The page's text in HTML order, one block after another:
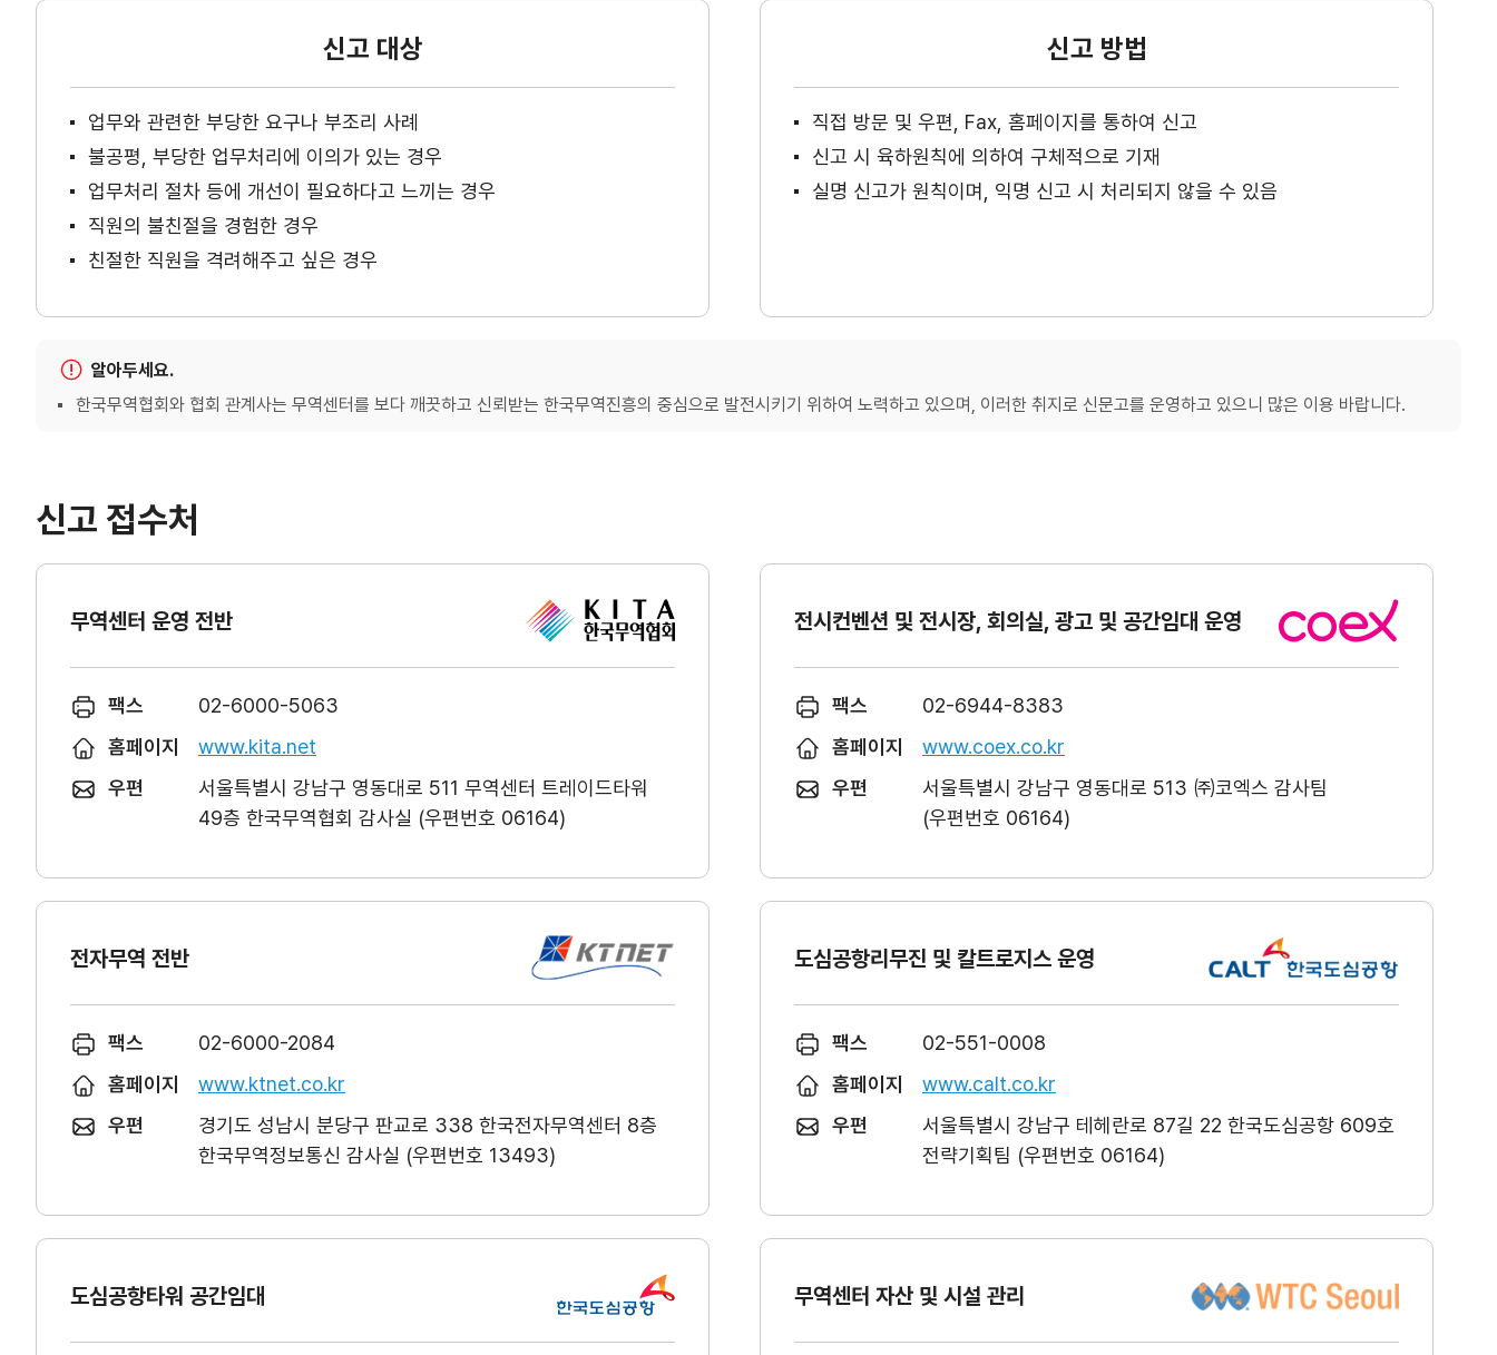
신고 대상
업무와 관련한 부당한 요구나 부조리 사례
불공평, 부당한 업무처리에 이의가 있는 경우
업무처리 절차 등에 개선이 필요하다고 느끼는 경우
직원의 불친절을 경험한 경우
친절한 직원을 격려해주고 싶은 경우
신고 방법
직접 방문 및 우편, Fax, 홈페이지를 통하여 신고
신고 시 육하원칙에 의하여 구체적으로 기재
실명 신고가 원칙이며, 익명 신고 시 처리되지 않을 수 있음
알아두세요.
한국무역협회와 협회 관계사는 무역센터를 보다 깨끗하고 신뢰받는 한국무역진흥의 중심으로 발전시키기 위하여 노력하고 있으며, 이러한 취지로 신문고를 운영하고 있으니 많은 이용 바랍니다.
신고 접수처
무역센터 운영 전반
팩스
02-6000-5063
홈페이지
www.kita.net
우편
서울특별시 강남구 영동대로 511 무역센터 트레이드타워
49층 한국무역협회 감사실 (우편번호 06164)
전시컨벤션 및 전시장, 회의실, 광고 및 공간임대 운영
팩스
02-6944-8383
홈페이지
www.coex.co.kr
우편
서울특별시 강남구 영동대로 513 ㈜코엑스 감사팀
(우편번호 06164)
전자무역 전반
팩스
02-6000-2084
홈페이지
www.ktnet.co.kr
우편
경기도 성남시 분당구 판교로 338 한국전자무역센터 8층
한국무역정보통신 감사실 (우편번호 13493)
도심공항리무진 및 칼트로지스 운영
팩스
02-551-0008
홈페이지
www.calt.co.kr
우편
서울특별시 강남구 테헤란로 87길 22 한국도심공항 609호
전략기획팀 (우편번호 06164)
도심공항타워 공간임대 무역센터 자산 및 시설 관리